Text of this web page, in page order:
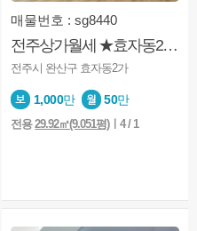
매물번호 : sg8440
전주상가월세 ★효자동2가★1층상가★깔끔★사무실★소매점등
전주시 완산구 효자동2가
1,000만 50만
전용29.92㎡(9.051평)ㅣ4 / 1